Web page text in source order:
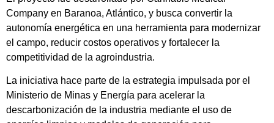
Company en Baranoa, Atlántico, y busca convertir la
autonomía energética en una herramienta para modernizar
el campo, reducir costos operativos y fortalecer la
competitividad de la agroindustria.
La iniciativa hace parte de la estrategia impulsada por el
Ministerio de Minas y Energía para acelerar la
descarbonización de la industria mediante el uso de